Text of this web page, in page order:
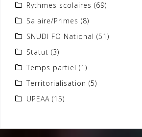
Rythmes scolaires (69)
Salaire/Primes (8)
SNUDI FO National (51)
Statut (3)
Temps partiel (1)
Territorialisation (5)
UPEAA (15)